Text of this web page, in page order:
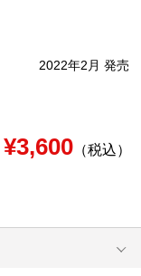
2022年2月 発売
¥3,600（税込）